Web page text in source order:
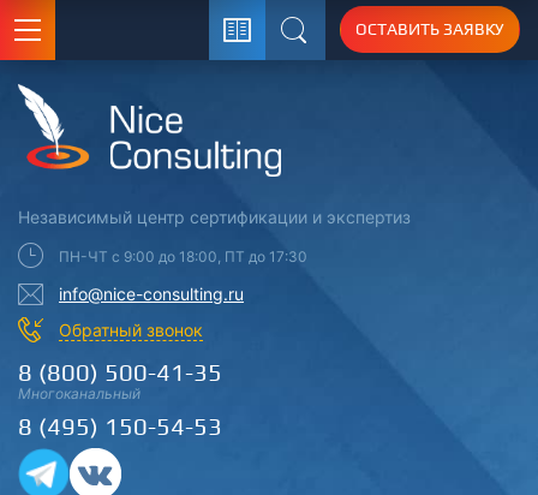
Поиск
ОСТАВИТЬ ЗАЯВКУ
Независимый центр сертификации и экспертиз
ПН-ЧТ с 9:00 до 18:00, ПТ до 17:30
info@nice-consulting.ru
Обратный звонок
8 (800) 500-41-35
Многоканальный
8 (495) 150-54-53